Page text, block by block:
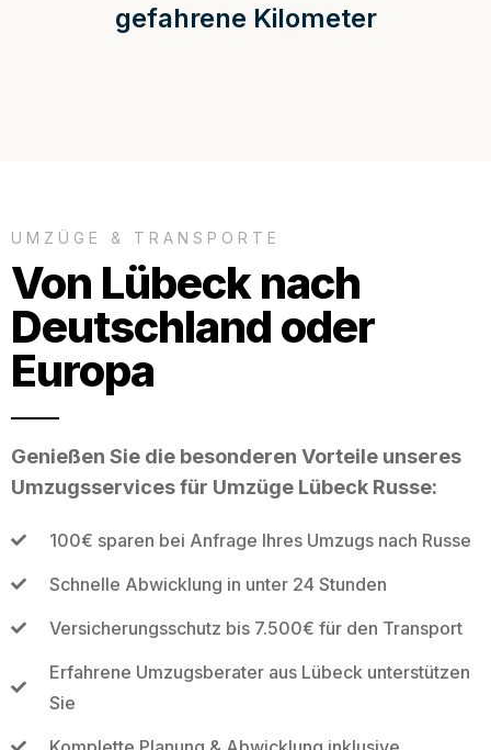
gefahrene Kilometer
UMZÜGE & TRANSPORTE
Von Lübeck nach
Deutschland oder
Europa
Genießen Sie die besonderen Vorteile unseres
Umzugsservices für Umzüge Lübeck Russe:
100€ sparen bei Anfrage Ihres Umzugs nach Russe
Schnelle Abwicklung in unter 24 Stunden
Versicherungsschutz bis 7.500€ für den Transport
Erfahrene Umzugsberater aus Lübeck unterstützen
Sie